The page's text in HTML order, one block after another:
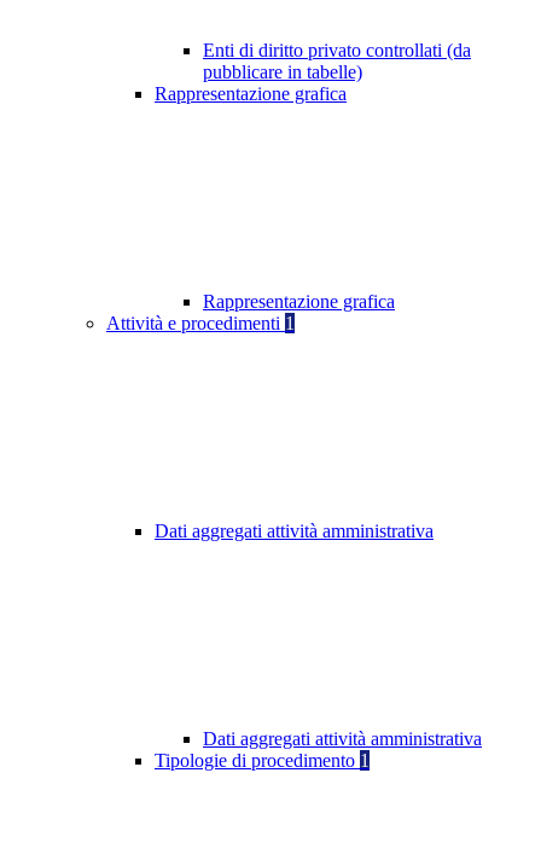
Enti di diritto privato controllati (da
pubblicare in tabelle)
Rappresentazione grafica
Rappresentazione grafica
Attività e procedimenti 1
Dati aggregati attività amministrativa
Dati aggregati attività amministrativa
Tipologie di procedimento 1